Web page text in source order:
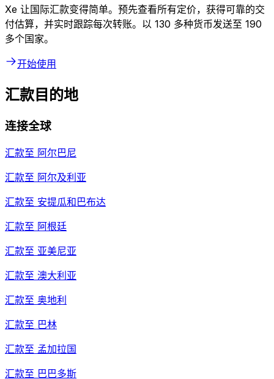
Xe 让国际汇款变得简单。预先查看所有定价，获得可靠的交
付估算，并实时跟踪每次转账。以 130 多种货币发送至 190
多个国家。
开始使用
汇款目的地
连接全球
汇款至 阿尔巴尼
汇款至 阿尔及利亚
汇款至 安提瓜和巴布达
汇款至 阿根廷
汇款至 亚美尼亚
汇款至 澳大利亚
汇款至 奥地利
汇款至 巴林
汇款至 孟加拉国
汇款至 巴巴多斯